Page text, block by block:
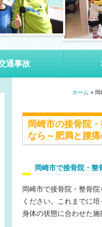
通事故
ホーム »
岡崎市の接骨院
なら～肥満と腰痛
岡崎市で接骨院・整
岡崎市で接骨院 ・ 整骨院
ください。これまでに
身体の状態に合わせた施